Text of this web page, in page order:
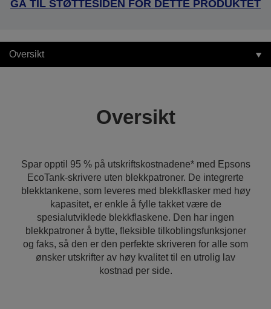
GÅ TIL STØTTESIDEN FOR DETTE PRODUKTET
Oversikt
Oversikt
Spar opptil 95 % på utskriftskostnadene* med Epsons
EcoTank-skrivere uten blekkpatroner. De integrerte
blekktankene, som leveres med blekkflasker med høy
kapasitet, er enkle å fylle takket være de
spesialutviklede blekkflaskene. Den har ingen
blekkpatroner å bytte, fleksible tilkoblingsfunksjoner
og faks, så den er den perfekte skriveren for alle som
ønsker utskrifter av høy kvalitet til en utrolig lav
kostnad per side.